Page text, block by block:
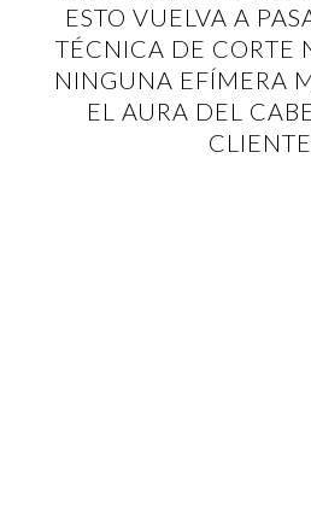
ESTO VUELVA A
TÉCNICA DE CORTE
NINGUNA EFÍMERA
EL AURA DEL